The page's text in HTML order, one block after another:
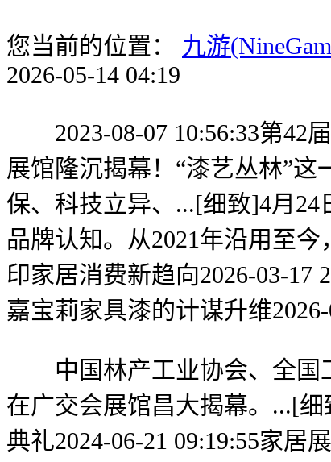
您当前的位置： 九游
2026-05-14 04:19
2023-08-07 10:56:33第42
展馆隆沉揭幕！“漆艺丛林”这
保、科技立异、...[细致]4月
品牌认知。从2021年沿用至今
印家居消费新趋向2026-03-17
嘉宝莉家具漆的计谋升维2026-
中国林产工业协会、全国工
在广交会展馆昌大揭幕。...[
典礼2024-06-21 09:19:55家居